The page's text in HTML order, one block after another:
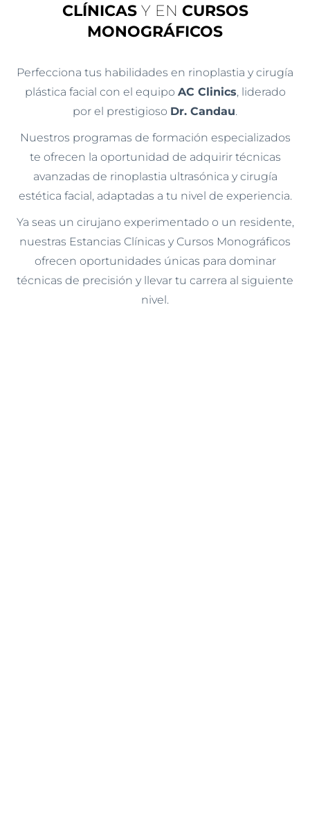
CLÍNICASY EN CURSOS
MONOGRÁFICOS
Perfecciona tus habilidades en rinoplastia y cirugía
plástica facial con el equipo AC Clinics, liderado
por el prestigioso Dr. Candau.
Nuestros programas de formación especializados
te ofrecen la oportunidad de adquirir técnicas
avanzadas de rinoplastia ultrasónica y cirugía
estética facial, adaptadas a tu nivel de experiencia.
Ya seas un cirujano experimentado o un residente,
nuestras Estancias Clínicas y Cursos Monográficos
ofrecen oportunidades únicas para dominar
técnicas de precisión y llevar tu carrera al siguiente
nivel.